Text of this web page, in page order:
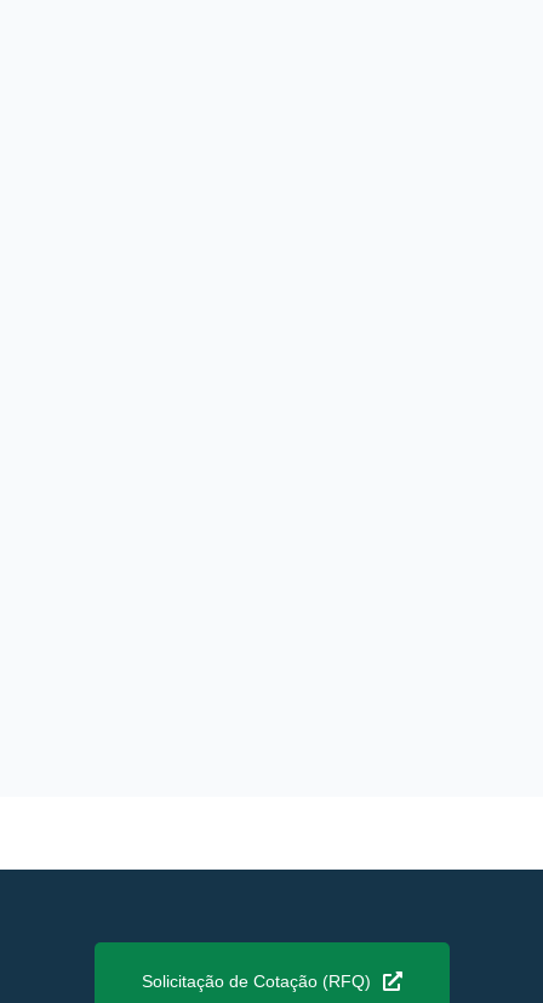
Solicitação de Cotação (RFQ)